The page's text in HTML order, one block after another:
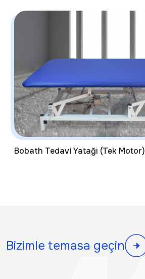
Bobath Tedavi Yatağı (Tek Motor)
Bizimle temasa geçin